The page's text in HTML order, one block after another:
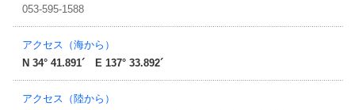
キャンペーン情報
053-595-1588
アクセス（海から）
N 34° 41.891´ E 137° 33.892´
アクセス（陸から）